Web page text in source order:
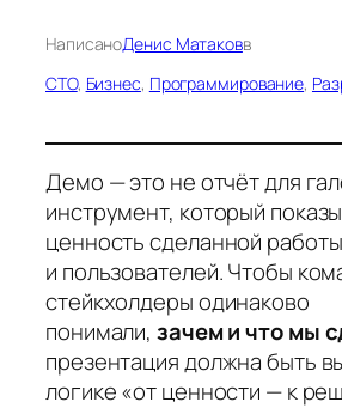
НаписаноДенис Матаковв
CTO, Бизнес, Программирование,
Демо — это не отчёт для
инструмент, который
ценность сделанной
и пользователей. Чтобы
стейкхолдеры одинаково
понимали,зачем и что мы
презентация должна быть
логике «от ценности — к